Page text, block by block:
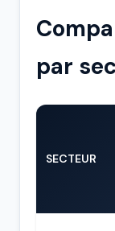
par
SECTEUR